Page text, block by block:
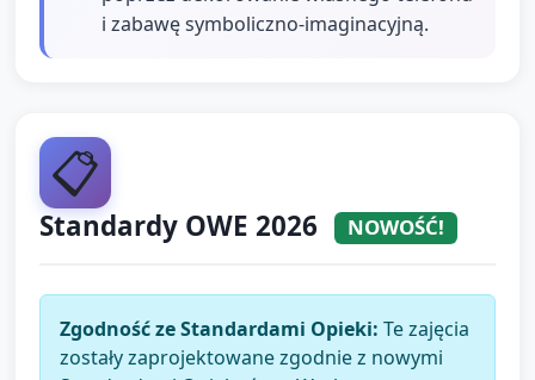
i zabawę symboliczno-imaginacyjną.
📋
Standardy OWE 2026 NOWOŚĆ!
Zgodność ze Standardami Opieki: Te zajęcia
zostały zaprojektowane zgodnie z nowymi